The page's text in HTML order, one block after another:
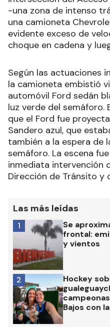
-una zona de intenso
una camioneta
evidente exceso de
choque en cadena y
Según las actuaciones
la camioneta embistió
automóvil Ford sedán
luz verde del
que el Ford fue
Sandero azul, que
también a la espera de
semáforo. La escena
inmediata intervención
Dirección de Tránsito y
Las más leídas
Se
frontal:
y vientos
1
Hockey
Bajos con
2